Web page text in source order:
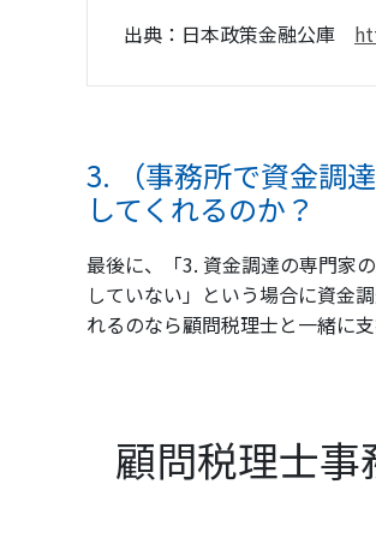
出典：日本政策金融公庫
3. （事務所で資金調
してくれるのか？
最後に、「3. 資金調達の専門家
していない」という場合に資金
れるのなら顧問税理士と一緒に
顧問税理士